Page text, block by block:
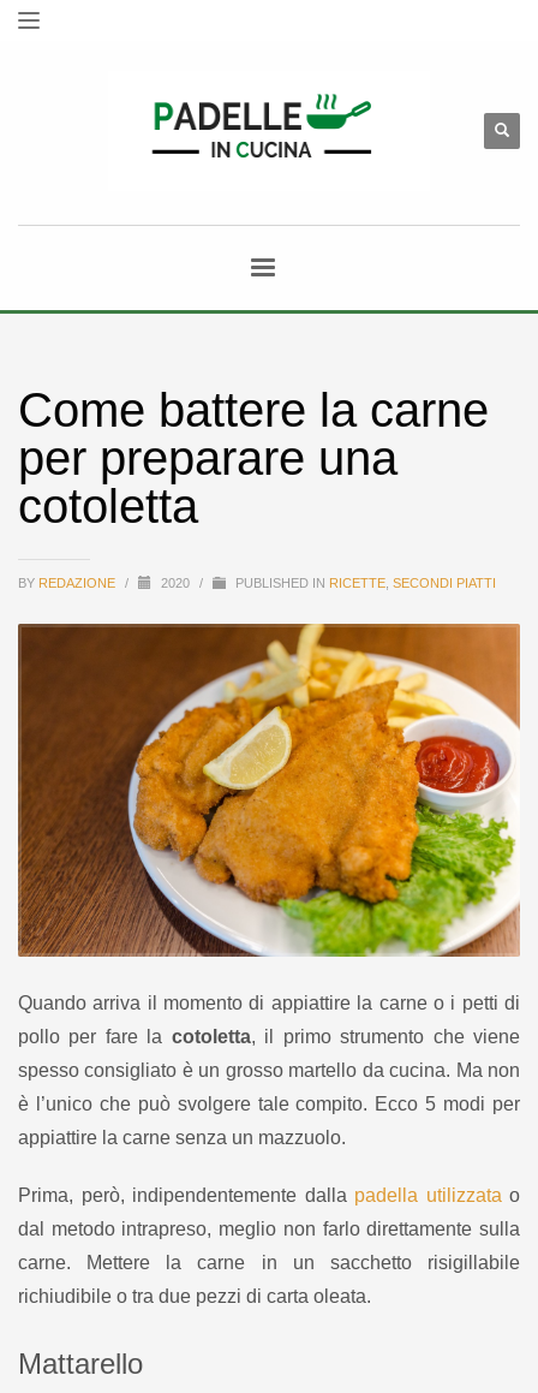
Come battere la carne
per preparare una
cotoletta
BY REDAZIONE / 2020 / PUBLISHED IN RICETTE SECONDI PIATTI
Quando arriva il momento di appiattire la carne o i petti di
pollo per fare la cotoletta, il primo strumento che viene
spesso consigliato è un grosso martello da cucina. Ma non
è l’unico che può svolgere tale compito. Ecco 5 modi per
appiattire la carne senza un mazzuolo.
Prima, però, indipendentemente dalla padella utilizzata o
dal metodo intrapreso, meglio non farlo direttamente sulla
carne. Mettere la carne in un sacchetto risigillabile
richiudibile o tra due pezzi di carta oleata.
Mattarello